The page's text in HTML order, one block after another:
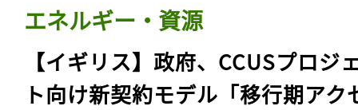
エネルギー・資源
【イギリス】政府、CCUSプロジ
ト向け新契約モデル「移行期アク